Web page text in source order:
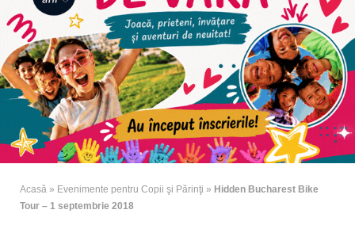
Acasă » Evenimente pentru Copii şi Părinţi » Hidden Bucharest Bike
Tour – 1 septembrie 2018